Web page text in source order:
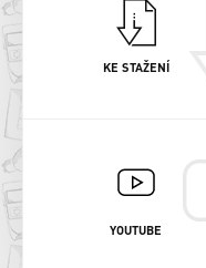
KE STAŽENÍ
YOUTUBE